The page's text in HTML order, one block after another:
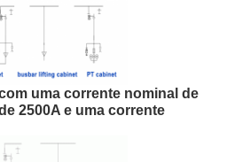
uma corrente nominal de
2500A e uma corrente